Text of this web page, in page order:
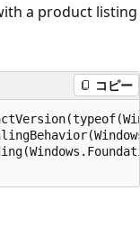
a product listing
コピー